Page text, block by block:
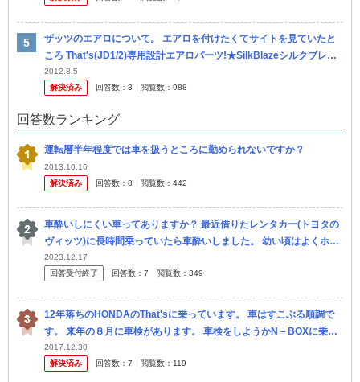
ザッツのエアロについて。 エアロを付けたくてサイトを見ていたと
ころ That's(JD1/2)専用設計エアロパーツ!★SilkBlazeシルクブレイ
ズ★Kカーエアロシリーズザッツ(JD1/2)専...
2012.8.5
解決済み
回答数： 3 閲覧数： 988
回答数ランキング
運転暦半年程度では車を扱うところに勤められないですか？
2013.10.16
解決済み
回答数： 8 閲覧数： 442
車酔いしにくい車ってありますか？ 最近借りたレンタカー(トヨタの
ヴィッツ)に長時間乗っていたら車酔いしました。 幼い頃はよくホン
ダのThat's に乗って遠出をしていましたが車酔いはありませ...
2023.12.17
回答受付終了
回答数： 7 閲覧数： 349
12年落ちのHONDAのThat'sに乗っています。 車はすこぶる順調で
す。 来年の８月に車検があります。 車検をしようかN－BOXに乗り
換えようか迷っています。 残クレで頭金50万円ぐら...
2017.12.30
解決済み
回答数： 7 閲覧数： 119